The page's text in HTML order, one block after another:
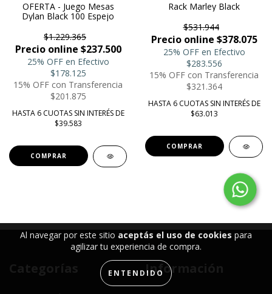
Al navegar por este sitio aceptás el uso de cookies para
agilizar tu experiencia de compra.
ENTENDIDO
OFERTA - Juego Mesas
Dylan Black 100 Espejo
$1.229.365
Precio online $237.500
25% OFF en Efectivo
$178.125
15% OFF con Transferencia
$201.875
HASTA 6 CUOTAS SIN INTERÉS DE
$39.583
COMPRAR
Rack Marley Black
$531.944
Precio online $378.075
25% OFF en Efectivo
$283.556
15% OFF con Transferencia
$321.364
HASTA 6 CUOTAS SIN INTERÉS DE
$63.013
Información